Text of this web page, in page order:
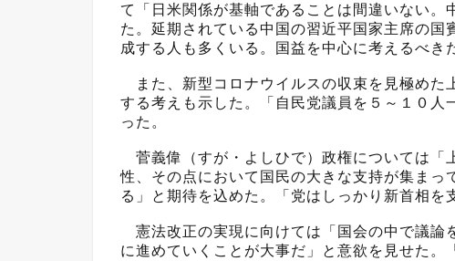
て「日米関係が基軸であることは間違いない。
た。延期されている中国の習近平国家主席の
成する人も多くいる。国益を中心に考えるべき
また、新型コロナウイルスの収束を見極めた
する考えも示した。「自民党議員を５～１０
った。
菅義偉（すが・よしひで）政権については「
性、その点において国民の大きな支持が集まっ
る」と期待を込めた。「党はしっかり新首相を
憲法改正の実現に向けては「国会の中で議論
に進めていくことが大事だ」と意欲を見せた